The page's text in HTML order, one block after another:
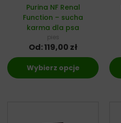
Purina NF Renal
Function – sucha
karma dla psa
pies
Od:119,00 zł
Wybierz opcje